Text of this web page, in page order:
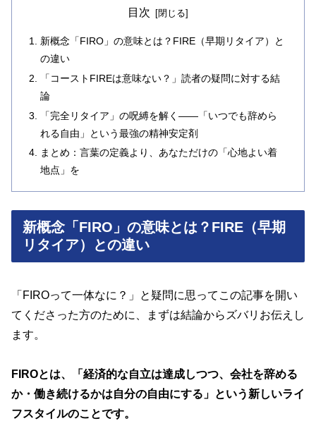
目次
新概念「FIRO」の意味とは？FIRE（早期リタイア）と
の違い
「コーストFIREは意味ない？」読者の疑問に対する結
論
「完全リタイア」の呪縛を解く――「いつでも辞めら
れる自由」という最強の精神安定剤
まとめ：言葉の定義より、あなただけの「心地よい着
地点」を
新概念「FIRO」の意味とは？FIRE（早期
リタイア）との違い
「FIROって一体なに？」と疑問に思ってこの記事を開い
てくださった方のために、まずは結論からズバリお伝えし
ます。
FIROとは、「経済的な自立は達成しつつ、会社を辞める
か・働き続けるかは自分の自由にする」という新しいライ
フスタイルのことです。